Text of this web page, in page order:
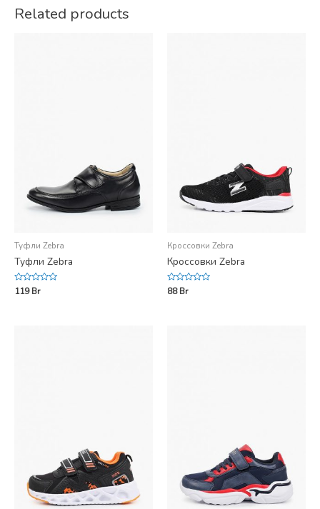
Related products
Туфли Zebra
Туфли Zebra
Rated
0119Br
Кроссовки Zebra
Кроссовки Zebra
Rated
0
88Br